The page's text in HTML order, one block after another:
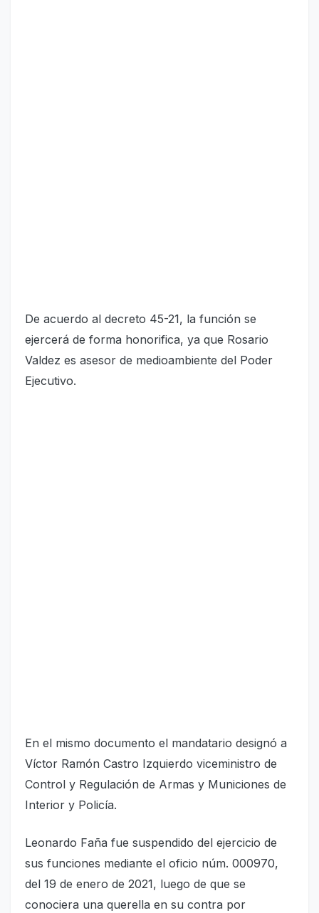
De acuerdo al decreto 45-21, la función se
ejercerá de forma honorifica, ya que Rosario
Valdez es asesor de medioambiente del Poder
Ejecutivo.
En el mismo documento el mandatario designó a
Víctor Ramón Castro Izquierdo viceministro de
Control y Regulación de Armas y Municiones de
Interior y Policía.
Leonardo Faña fue suspendido del ejercicio de
sus funciones mediante el oficio núm. 000970,
del 19 de enero de 2021, luego de que se
conociera una querella en su contra por